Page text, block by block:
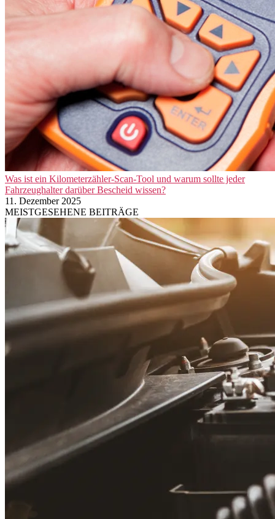
Was ist ein Kilometerzähler-Scan-Tool und warum sollte jeder
Fahrzeughalter darüber Bescheid wissen?
11. Dezember 2025
MEISTGESEHENE BEITRÄGE